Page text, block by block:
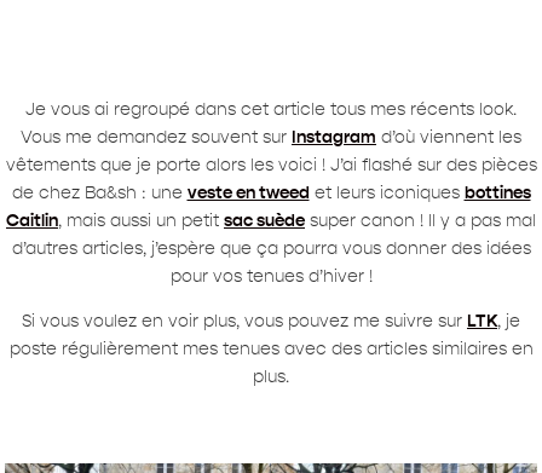
Je vous ai regroupé dans cet article tous mes récents look.
Vous me demandez souvent sur Instagram d’où viennent les
vêtements que je porte alors les voici ! J’ai flashé sur des pièces
de chez Ba&sh : une veste en tweed et leurs iconiques bottines
Caitlin, mais aussi un petit sac suède super canon ! Il y a pas mal
d’autres articles, j’espère que ça pourra vous donner des idées
pour vos tenues d’hiver !
Si vous voulez en voir plus, vous pouvez me suivre sur LTK, je
poste régulièrement mes tenues avec des articles similaires en
plus.